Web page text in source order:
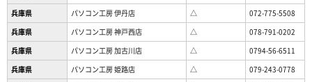
兵庫県
パソコン工房 伊丹店 △
072-775-5508
兵庫県
パソコン工房 神戸西店 △
078-791-0202
兵庫県
パソコン工房 加古川店 △
0794-56-6511
兵庫県
パソコン工房 姫路店 △
079-243-0778